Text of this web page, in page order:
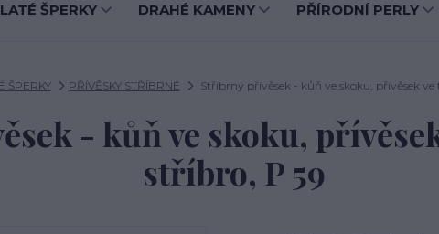
ŠPERKY DRAHÉ KAMENY PŘÍRODNÍ PERLY
ŠPERKY PŘÍVĚSKY STŘÍBRNÉ Stříbrný přívěsek - kůň ve skoku, přívěsek
- kůň ve skoku,
stříbro, P 59